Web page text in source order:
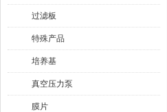
过滤板
特殊产品
培养基
真空压力泵
膜片